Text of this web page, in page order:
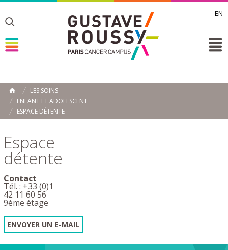
EN
Toggle
Toggle
Toggle
ACCUEIL
LES SOINS
ENFANT ET ADOLESCENT
ESPACE DÉTENTE
Espace
détente
Contact
Tél. : +33 (0)1
42 11 60 56
9ème étage
ENVOYER UN E-MAIL